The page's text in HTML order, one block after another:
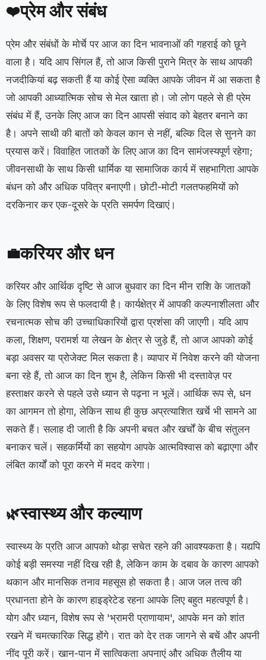
❤️प्रेम और संबंध
प्रेम और संबंधों के मोर्चे पर आज का दिन भावनाओं की गहराई को छूने
वाला है। यदि आप सिंगल हैं, तो आज किसी पुराने मित्र के साथ आपकी
नजदीकियां बढ़ सकती हैं या कोई ऐसा व्यक्ति आपके जीवन में आ सकता है
जो आपकी आध्यात्मिक सोच से मेल खाता हो। जो लोग पहले से ही प्रेम
संबंध में हैं, उनके लिए आज का दिन आपसी संवाद को बेहतर बनाने का
है। अपने साथी की बातों को केवल कान से नहीं, बल्कि दिल से सुनने का
प्रयास करें। विवाहित जातकों के लिए आज का दिन सामंजस्यपूर्ण रहेगा;
जीवनसाथी के साथ किसी धार्मिक या सामाजिक कार्य में सहभागिता आपके
बंधन को और अधिक पवित्र बनाएगी। छोटी-मोटी गलतफहमियों को
दरकिनार कर एक-दूसरे के प्रति समर्पण दिखाएं।
💼करियर और धन
करियर और आर्थिक दृष्टि से आज बुधवार का दिन मीन राशि के जातकों
के लिए विशेष रूप से फलदायी है। कार्यक्षेत्र में आपकी कल्पनाशीलता और
रचनात्मक सोच की उच्चाधिकारियों द्वारा प्रशंसा की जाएगी। यदि आप
कला, शिक्षण, परामर्श या लेखन के क्षेत्र से जुड़े हैं, तो आज आपको कोई
बड़ा अवसर या प्रोजेक्ट मिल सकता है। व्यापार में निवेश करने की योजना
बना रहे हैं, तो आज का दिन शुभ है, लेकिन किसी भी दस्तावेज़ पर
हस्ताक्षर करने से पहले उसे ध्यान से पढ़ना न भूलें। आर्थिक रूप से, धन
का आगमन तो होगा, लेकिन साथ ही कुछ अप्रत्याशित खर्चे भी सामने आ
सकते हैं। सलाह दी जाती है कि अपनी बचत और खर्चों के बीच संतुलन
बनाकर चलें। सहकर्मियों का सहयोग आपके आत्मविश्वास को बढ़ाएगा और
लंबित कार्यों को पूरा करने में मदद करेगा।
🌿स्वास्थ्य और कल्याण
स्वास्थ्य के प्रति आज आपको थोड़ा सचेत रहने की आवश्यकता है। यद्यपि
कोई बड़ी समस्या नहीं दिख रही है, लेकिन काम के दबाव के कारण आपको
थकान और मानसिक तनाव महसूस हो सकता है। आज जल तत्व की
प्रधानता होने के कारण हाइड्रेटेड रहना आपके लिए बहुत महत्वपूर्ण है।
योग और ध्यान, विशेष रूप से 'भ्रामरी प्राणायाम', आपके मन को शांत
रखने में चमत्कारिक सिद्ध होंगे। रात को देर तक जागने से बचें और अपनी
नींद पूरी करें। खान-पान में सात्विकता अपनाएं और अधिक तैलीय या